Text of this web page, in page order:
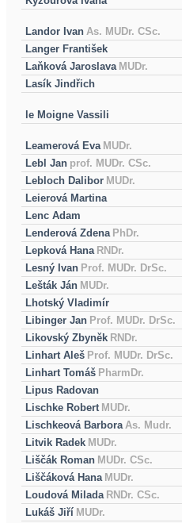
Landor Ivan As. MUDr. CSc.
Langer František
Laňková Jaroslava MUDr.
Lasík Jindřich
le Moigne Vassili
Leamerová Eva MUDr.
Lebl Jan prof. MUDr. CSc.
Lebloch Dalibor MUDr.
Leierová Martina
Lenc Adam
Lenderová Zdena PhDr.
Lepková Hana RNDr.
Lesný Ivan Prof. MUDr. DrSc.
Lešták Ján MUDr.
Lhotský Vladimír
Libinger Jan Prof. MUDr. DrSc.
Likovský Zbyněk RNDr.
Linhart Aleš Prof. MUDr. DrSc.
Linhart Tomáš PharmDr.
Lipus Radovan
Lischke Robert MUDr.
Lischkeová Barbora As. Mudr.
Litvik Radek MUDr.
Liščák Roman MUDr. CSc.
Liščáková Hana MUDr.
Loudová Milada RNDr. CSc.
Lukáš Jiří MUDr.